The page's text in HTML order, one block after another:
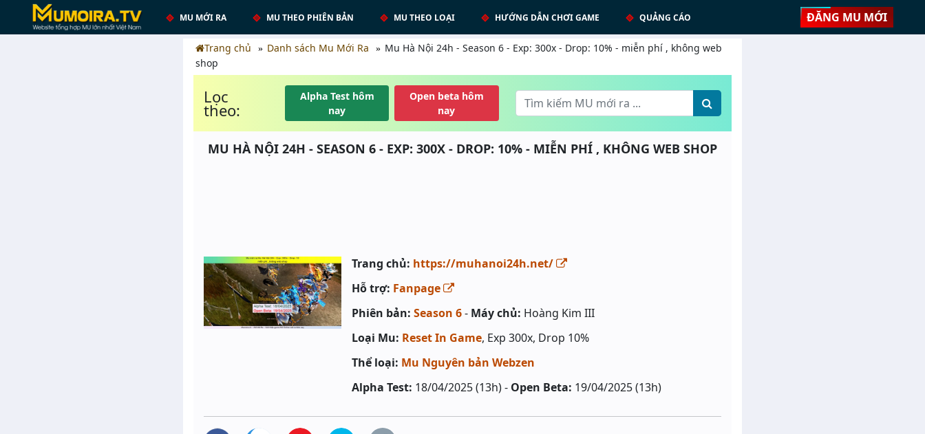
MU MỚI RA MU THEO PHIÊN BẢN MU THEO LOẠI HƯỚNG DẪN CHƠI GAME QUẢNG CÁO ĐĂNG MU MỚI
Trang chủ Danh sách Mu Mới Ra
Mu Hà Nội 24h - Season 6 - Exp: 300x - Drop: 10% - miễn phí , không web
shop
Lọc
theo:
Alpha Test hôm
nay
Open beta hôm
nay
MU HÀ NỘI 24H - SEASON 6 - EXP: 300X - DROP: 10% - MIỄN PHÍ , KHÔNG WEB SHOP
Trang chủ: https://muhanoi24h.net/
Hỗ trợ: Fanpage
Phiên bản: Season 6- Máy chủ: Hoàng Kim III
Loại Mu: Reset In Game, Exp 300x, Drop 10%
Thể loại: Mu Nguyên bản Webzen
Alpha Test: 18/04/2025 (13h) - Open Beta: 19/04/2025 (13h)